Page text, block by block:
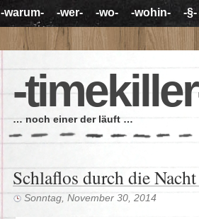
-warum- -wer- -wo- -wohin- -§-
-
… noch einer der läuft …
Schlaflos durch die Nacht
Sonntag, November 30, 2014